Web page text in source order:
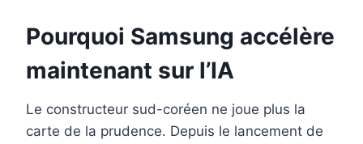
Pourquoi Samsung accélère
maintenant sur l’IA
Le constructeur sud-coréen ne joue plus la
carte de la prudence. Depuis le lancement de